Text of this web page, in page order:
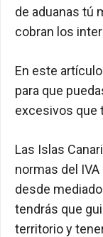
de aduanas tú
cobran los
En este
para que
excesivos que
Las Islas
normas del IVA
desde
tendrás que
territorio y